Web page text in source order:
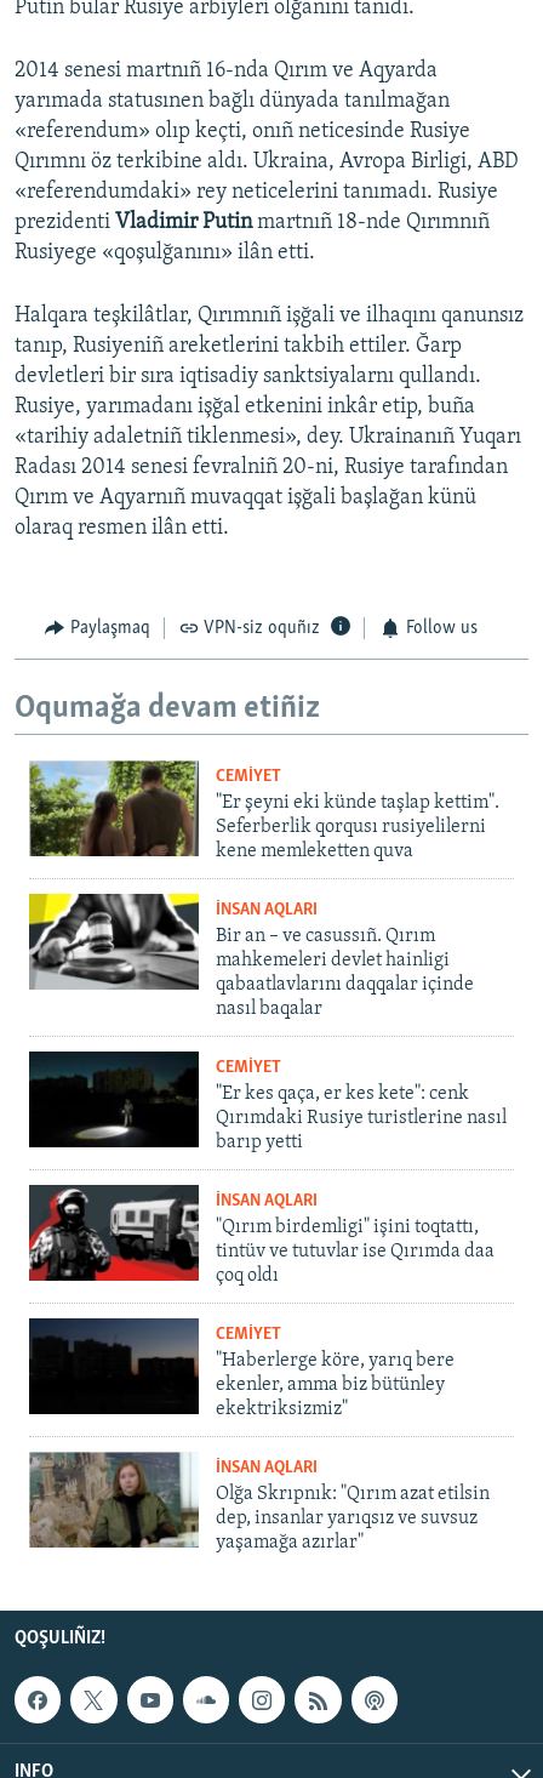
Putin bular Rusiye arbiyleri olğanını tanıdı.
2014 senesi martnıñ 16-nda Qırım ve Aqyarda
yarımada statusınen bağlı dünyada tanılmağan
«referendum» olıp keçti, onıñ neticesinde Rusiye
Qırımnı öz terkibine aldı. Ukraina, Avropa Birligi, ABD
«referendumdaki» rey neticelerini tanımadı. Rusiye
prezidenti Vladimir Putinmartnıñ 18-nde Qırımnıñ
Rusiyege «qoşulğanını» ilân etti.
Halqara teşkilâtlar, Qırımnıñ işğali ve ilhaqını qanunsız
tanıp, Rusiyeniñ areketlerini takbih ettiler. Ğarp
devletleri bir sıra iqtisadiy sanktsiyalarnı qullandı.
Rusiye, yarımadanı işğal etkenini inkâr etip, buña
«tarihiy adaletniñ tiklenmesi», dey. Ukrainanıñ Yuqarı
Radası 2014 senesi fevralniñ 20-ni, Rusiye tarafından
Qırım ve Aqyarnıñ muvaqqat işğali başlağan künü
olaraq resmen ilân etti.
Paylaşmaq VPN-siz oquñız Follow us
Oqumağa devam etiñiz
CEMİYET
"Er şeyni eki künde taşlap kettim".
Seferberlik qorqusı rusiyelilerni
kene memleketten quva
İNSAN AQLARI
Bir an – ve casussıñ. Qırım
mahkemeleri devlet hainligi
qabaatlavlarını daqqalar içinde
nasıl baqalar
CEMİYET
"Er kes qaça, er kes kete": cenk
Qırımdaki Rusiye turistlerine nasıl
barıp yetti
İNSAN AQLARI
"Qırım birdemligi" işini toqtattı,
tintüv ve tutuvlar ise Qırımda daa
çoq oldı
CEMİYET
"Haberlerge köre, yarıq bere
ekenler, amma biz bütünley
ekektriksizmiz"
İNSAN AQLARI
Olğa Skrıpnık: "Qırım azat etilsin
dep, insanlar yarıqsız ve suvsuz
yaşamağa azırlar"
QOŞULIÑIZ!
INFO